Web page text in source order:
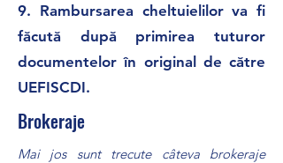
9. Rambursarea cheltuielilor va fi
făcută după primirea tuturor
documentelor în original de către
UEFISCDI.
Brokeraje
Mai jos sunt trecute câteva brokeraje